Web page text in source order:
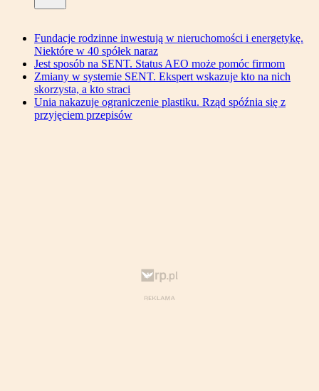
Fundacje rodzinne inwestują w nieruchomości i energetykę.
Niektóre w 40 spółek naraz
Jest sposób na SENT. Status AEO może pomóc firmom
Zmiany w systemie SENT. Ekspert wskazuje kto na nich
skorzysta, a kto straci
Unia nakazuje ograniczenie plastiku. Rząd spóźnia się z
przyjęciem przepisów